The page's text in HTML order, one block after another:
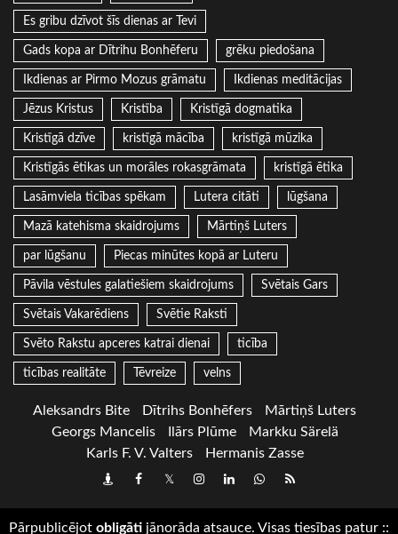
Es gribu dzīvot šīs dienas ar Tevi
Gads kopa ar Dītrihu Bonhēferu grēku piedošana
Ikdienas ar Pirmo Mozus grāmatu Ikdienas meditācijas
Jēzus Kristus Kristība Kristīgā dogmatika
Kristīgā dzīve kristīgā mācība kristīgā mūzika
Kristīgās ētikas un morāles rokasgrāmata kristīgā ētika
Lasāmviela ticības spēkam Lutera citāti lūgšana
Mazā katehisma skaidrojums Mārtiņš Luters
par lūgšanu Piecas minūtes kopā ar Luteru
Pāvila vēstules galatiešiem skaidrojums Svētais Gars
Svētais Vakarēdiens Svētie Raksti
Svēto Rakstu apceres katrai dienai ticība
ticības realitāte Tēvreize velns
Aleksandrs Bite Dītrihs Bonhēfers
Mārtiņš Luters
Georgs Mancelis
Ilārs Plūme
Markku Särelä
Karls F. V. Valters
Hermanis Zasse
DraugiemFacebook
TwitterInstagram
LinkedInwhatsapp
RSS
Pārpublicējot obligāti jānorāda atsauce. Visas tiesības patur ::